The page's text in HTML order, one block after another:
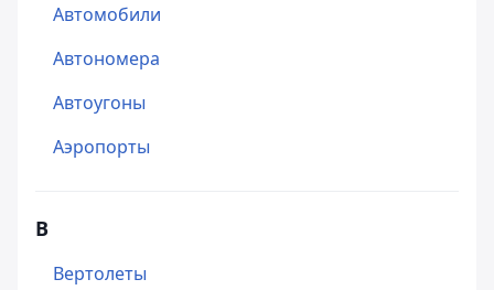
Автомобили
Автономера
Автоугоны
Аэропорты
В
Вертолеты